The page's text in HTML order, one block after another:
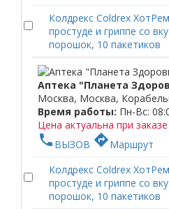
Колдрекс Coldrex
простуде и гриппе со
порошок, 10 пакетиков
Аптека "Планета
Москва, Москва,
Время работы: Пн-Вс:
Цена актуальна при
phone ВЫЗОВ directionsМаршрут
Колдрекс Coldrex
простуде и гриппе со
порошок, 10 пакетиков